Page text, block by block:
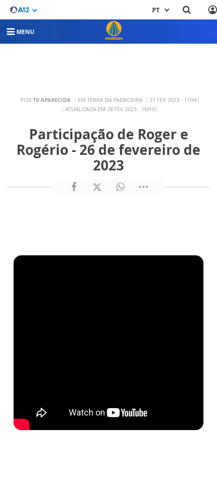
PT
MENU
POR TV APARECIDA EM TERRA DA PADROEIRA
27 FEV 2023 - 11H41
ATUALIZADA EM 28 FEV 2023 - 16H35
Participação de Roger e
Rogério - 26 de fevereiro de
2023